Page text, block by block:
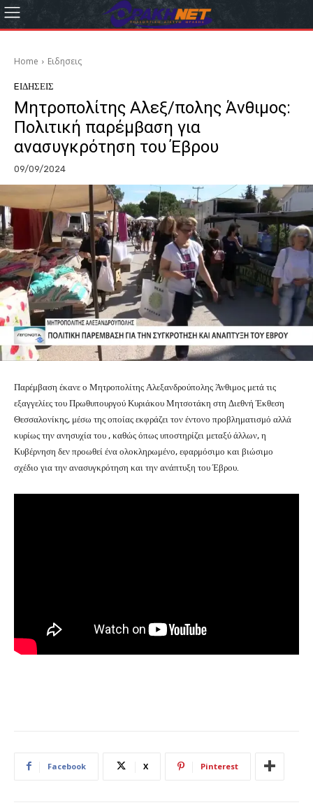
Home Eιδησεις
EΙΔΗΣΕΙΣ
Μητροπολίτης Αλεξ/πολης Άνθιμος:
Πολιτική παρέμβαση για
ανασυγκρότηση του Έβρου
09/09/2024
Παρέμβαση έκανε ο Μητροπολίτης Αλεξανδρούπολης Άνθιμος μετά τις
εξαγγελίες του Πρωθυπουργού Κυριάκου Μητσοτάκη στη Διεθνή Έκθεση
Θεσσαλονίκης, μέσω της οποίας εκφράζει τον έντονο προβληματισμό αλλά
κυρίως την ανησυχία του , καθώς όπως υποστηρίζει μεταξύ άλλων, η
Κυβέρνηση δεν προωθεί ένα ολοκληρωμένο, εφαρμόσιμο και βιώσιμο
σχέδιο για την ανασυγκρότηση και την ανάπτυξη του Έβρου.
Facebook X Pinterest